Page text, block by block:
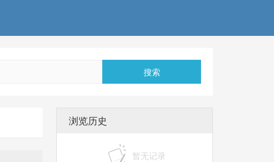
搜索
浏览历史
暂无记录